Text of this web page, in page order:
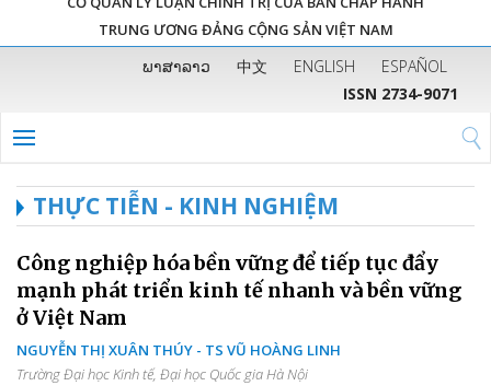
TRUNG ƯƠNG ĐẢNG CỘNG SẢN VIỆT NAM
ພາສາລາວ 中文 ENGLISH
ESPAÑOL
ISSN 2734-9071
THỰC TIỄN - KINH NGHIỆM
Công nghiệp hóa bền vững để tiếp tục đẩy
mạnh phát triển kinh tế nhanh và bền vững
ở Việt Nam
NGUYỄN THỊ XUÂN THÚY - TS VŨ HOÀNG LINH
Trường Đại học Kinh tế, Đại học Quốc gia Hà Nội